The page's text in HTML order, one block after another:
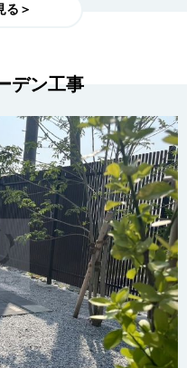
る＞
デン工事